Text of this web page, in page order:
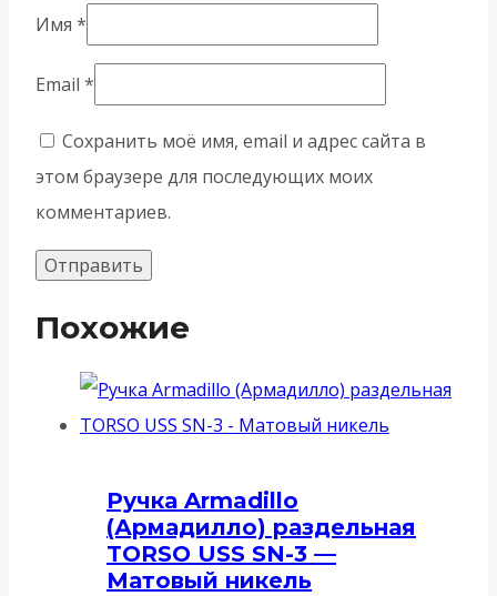
Имя *
Email *
Сохранить моё имя, email и адрес сайта в
этом браузере для последующих моих
комментариев.
Похожие
Ручка Armadillo
(Армадилло) раздельная
TORSO USS SN-3 —
Матовый никель